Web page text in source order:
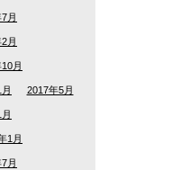
月
月
月
2017年5月
1月
月